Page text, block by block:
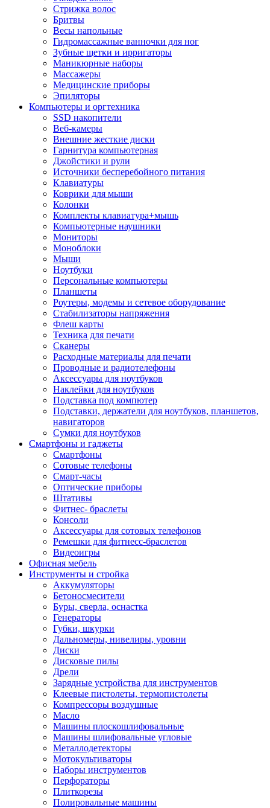
Стрижка волос
Бритвы
Весы напольные
Гидромассажные ванночки для ног
Зубные щетки и ирригаторы
Маникюрные наборы
Массажеры
Медицинские приборы
Эпиляторы
Компьютеры и оргтехника
SSD накопители
Веб-камеры
Внешние жесткие диски
Гарнитура компьютерная
Джойстики и рули
Источники бесперебойного питания
Клавиатуры
Коврики для мыши
Колонки
Комплекты клавиатура+мышь
Компьютерные наушники
Мониторы
Моноблоки
Мыши
Ноутбуки
Персональные компьютеры
Планшеты
Роутеры, модемы и сетевое оборудование
Стабилизаторы напряжения
Флеш карты
Техника для печати
Сканеры
Расходные материалы для печати
Проводные и радиотелефоны
Аксессуары для ноутбуков
Наклейки для ноутбуков
Подставка под компютер
Подставки, держатели для ноутбуков, планшетов,
навигаторов
Сумки для ноутбуков
Смартфоны и гаджеты
Смартфоны
Сотовые телефоны
Смарт-часы
Оптические приборы
Штативы
Фитнес- браслеты
Консоли
Аксессуары для сотовых телефонов
Ремешки для фитнесс-браслетов
Видеоигры
Офисная мебель
Инструменты и стройка
Аккумуляторы
Бетоносмесители
Буры, сверла, оснастка
Генераторы
Губки, шкурки
Дальномеры, нивелиры, уровни
Диски
Дисковые пилы
Дрели
Зарядные устройства для инструментов
Клеевые пистолеты, термопистолеты
Компрессоры воздушные
Масло
Машины плоскошлифовальные
Машины шлифовальные угловые
Металлодетекторы
Мотокультиваторы
Наборы инструментов
Перфораторы
Плиткорезы
Полировальные машины